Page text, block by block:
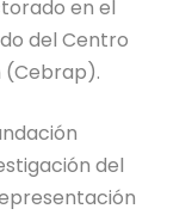
en el
del Centro
(Cebrap).
del